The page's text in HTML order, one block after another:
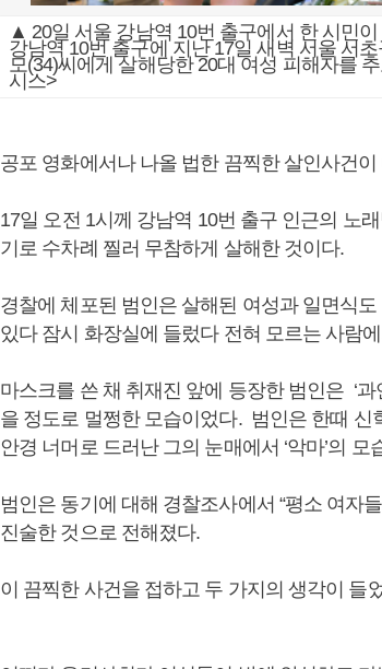
▲ 20일 서울 강남역 10번 출구에서 한 시민
강남역 10번 출구에 지난 17일 새벽 서울 서
모(34)씨에게 살해당한 20대 여성 피해자를
시스>
공포 영화에서나 나올 법한 끔찍한 살인사건
17일 오전 1시께 강남역 10번 출구 인근의 노
기로 수차례 찔러 무참하게 살해한 것이다.
경찰에 체포된 범인은 살해된 여성과 일면식
있다 잠시 화장실에 들렀다 전혀 모르는 사람
마스크를 쓴 채 취재진 앞에 등장한 범인은 ‘
을 정도로 멀쩡한 모습이었다. 범인은 한때 신
안경 너머로 드러난 그의 눈매에서 ‘악마’의
범인은 동기에 대해 경찰조사에서 “평소 여자
진술한 것으로 전해졌다.
이 끔찍한 사건을 접하고 두 가지의 생각이 들